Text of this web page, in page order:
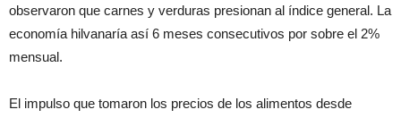
observaron que carnes y verduras presionan al índice general. La
economía hilvanaría así 6 meses consecutivos por sobre el 2%
mensual.
El impulso que tomaron los precios de los alimentos desde